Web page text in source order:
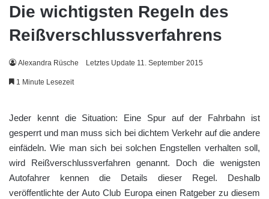
Die wichtigsten Regeln des
Reißverschlussverfahrens
Alexandra Rüsche Letztes Update 11. September 2015
1 Minute Lesezeit
Jeder kennt die Situation: Eine Spur auf der Fahrbahn ist
gesperrt und man muss sich bei dichtem Verkehr auf die andere
einfädeln. Wie man sich bei solchen Engstellen verhalten soll,
wird Reißverschlussverfahren genannt. Doch die wenigsten
Autofahrer kennen die Details dieser Regel. Deshalb
veröffentlichte der Auto Club Europa einen Ratgeber zu diesem